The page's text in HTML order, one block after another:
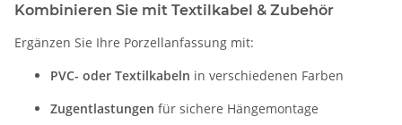
Kombinieren Sie mit Textilkabel & Zubehör
Ergänzen Sie Ihre Porzellanfassung mit:
PVC- oder Textilkabeln in verschiedenen Farben
Zugentlastungen für sichere Hängemontage